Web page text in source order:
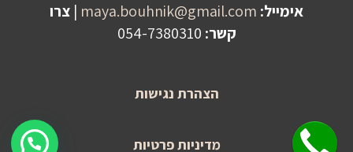
אימייל: maya.bouhnik@gmail.com
| צרו
קשר:
הצהרת נגישות
מדיניות פרטיות
שלחו הודעה לקבלת פרטים על היעוץ!